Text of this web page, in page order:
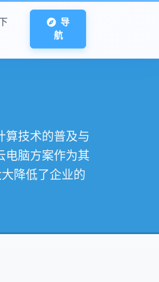
导
航
算技术的普及与
电脑方案作为其
降低了企业的